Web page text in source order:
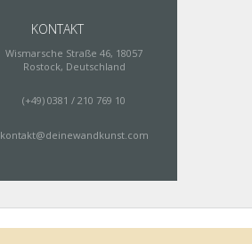
KONTAKT
Wismarsche Straße 46, 18057
Rostock, Deutschland
(+49) 0381 / 210 769 10
kontakt@deinewandkunst.com